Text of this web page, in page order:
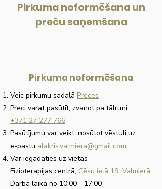
Pirkuma noformēšana un
preču saņemšana
Pirkuma noformēšana
Veic pirkumu sadaļā Preces
Preci varat pasūtīt, zvanot pa tālruni
+371 27 277 766
Pasūtījumu var veikt, nosūtot vēstuli uz
e-pastu alakris.valmiera@gmail.com
Var iegādāties uz vietas -
Fizioterapijas centrā, Cēsu ielā 19, Valmierā
Darba laikā no 10:00 - 17:00